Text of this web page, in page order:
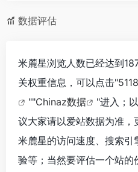
数据评估
米麓星浏览人数已经达到
关权重信息，可以点击"
""Chinaz数据
"进入；
议大家请以爱站数据为准，
米麓星的访问速度、搜索
验等；当然要评估一个站